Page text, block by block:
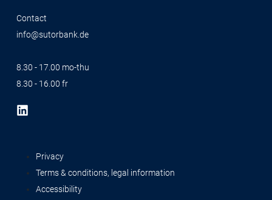
Contact
info@sutorbank.de
8.30 - 17.00 mo-thu
8.30 - 16.00 fr
Privacy
Terms & conditions, legal information
Accessibility